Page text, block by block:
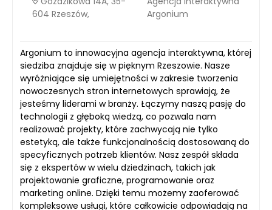
604 Rzeszów,
Argonium
Argonium to innowacyjna agencja interaktywna, której
siedziba znajduje się w pięknym Rzeszowie. Nasze
wyróżniające się umiejętności w zakresie tworzenia
nowoczesnych stron internetowych sprawiają, że
jesteśmy liderami w branży. Łączymy naszą pasję do
technologii z głęboką wiedzą, co pozwala nam
realizować projekty, które zachwycają nie tylko
estetyką, ale także funkcjonalnością dostosowaną do
specyficznych potrzeb klientów. Nasz zespół składa
się z ekspertów w wielu dziedzinach, takich jak
projektowanie graficzne, programowanie oraz
marketing online. Dzięki temu możemy zaoferować
kompleksowe usługi, które całkowicie odpowiadają na